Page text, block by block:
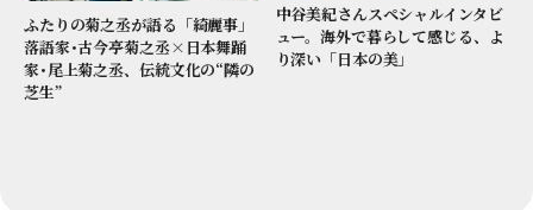
ふたりの菊之丞が語る「綺麗事」
落語家･古今亭菊之丞×日本舞踊
家･尾上菊之丞、伝統文化の“隣の
芝生”
中谷美紀さんスペシャルインタビ
ュー。海外で暮らして感じる、よ
り深い「日本の美」